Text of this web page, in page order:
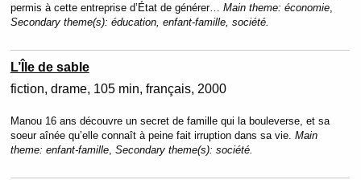
permis à cette entreprise d’État de générer… Main theme: économie,
Secondary theme(s): éducation, enfant-famille, société.
L’Île de sable
fiction drame 105 min français 2000
Manou 16 ans découvre un secret de famille qui la bouleverse, et sa
soeur aînée qu’elle connaît à peine fait irruption dans sa vie. Main
theme: enfant-famille, Secondary theme(s): société.